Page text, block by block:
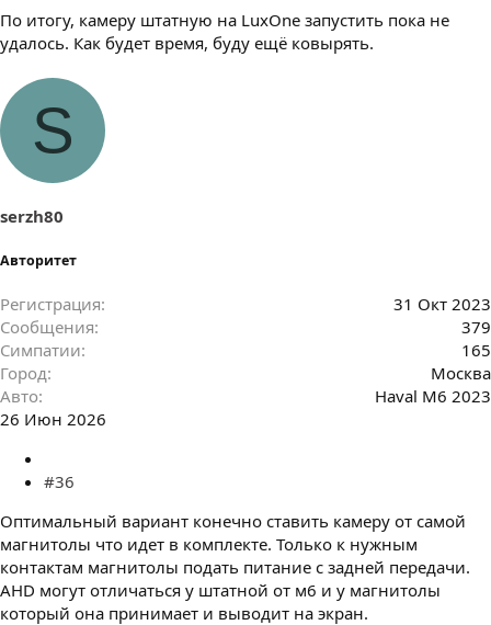
По итогу, камеру штатную на LuxOne запустить пока не
удалось. Как будет время, буду ещё ковырять.
S
serzh80
Авторитет
Регистрация
31 Окт 2023
Сообщения
379
Симпатии
165
Город
Москва
Авто
Haval M6 2023
26 Июн 2026
#36
Оптимальный вариант конечно ставить камеру от самой
магнитолы что идет в комплекте. Только к нужным
контактам магнитолы подать питание с задней передачи.
AHD могут отличаться у штатной от м6 и у магнитолы
который она принимает и выводит на экран.